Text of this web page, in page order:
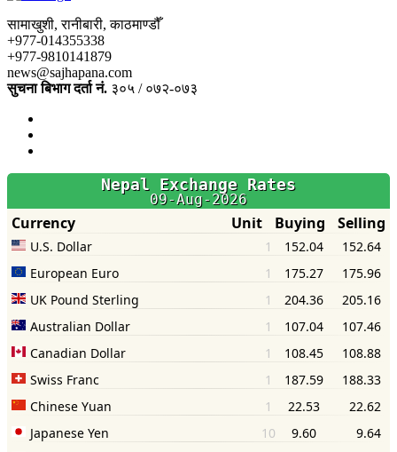
सामाखुशी, रानीबारी, काठमाण्डौँ
+977-014355338
+977-9810141879
news@sajhapana.com
सुचना बिभाग दर्ता नं. ३०५ / ०७२-०७३